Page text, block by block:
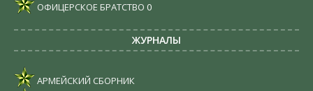
ОФИЦЕРСКОЕ БРАТСТВО 0
ЖУРНАЛЫ
АРМЕЙСКИЙ СБОРНИК